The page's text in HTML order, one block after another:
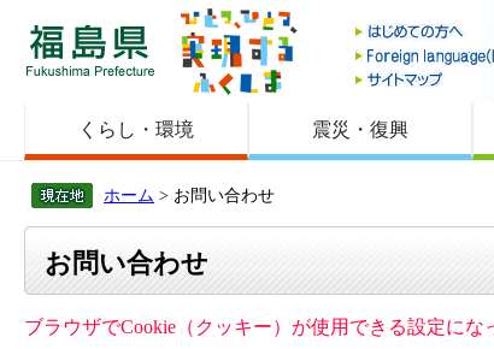
福島県
くらし・環境 震災・復興
ホーム > お問い合わせ
お問い合わせ
ブラウザでCookie（クッキー）が使用できる設定に